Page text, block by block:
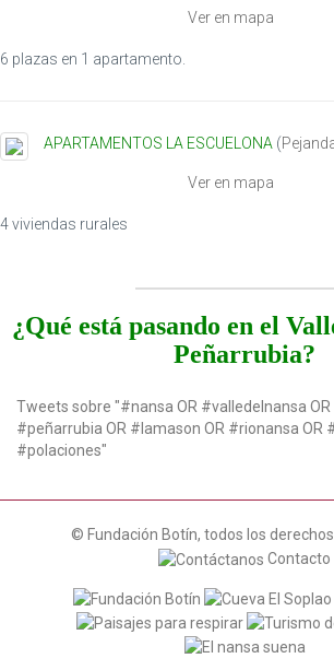
Ver en mapa
6 plazas en 1 apartamento.
APARTAMENTOS LA ESCUELONA (
Ver en mapa
4 viviendas rurales
¿Qué está pasando en el
Peñarrubia?
Tweets sobre "#nansa OR #valledelnansa
#peñarrubia OR #lamason OR #rionansa OR
#polaciones"
© Fundación Botín, todos los
Contacto